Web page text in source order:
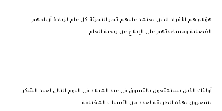
هؤلاء هم الأفراد الذين يعتمد عليهم تجار التجزئة كل عام لزيادة أرباحهم
الفصلية ومساعدتهم على الإبلاغ عن ربحية العام.
أولئك الذين يستمتعون بالتسوق في عيد الميلاد في اليوم التالي لعيد الشكر
يشعرون بهذه الطريقة لعدد من الأسباب المختلفة.